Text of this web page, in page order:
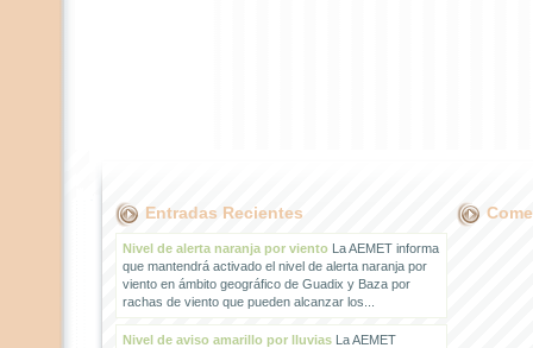
Entradas Recientes
Nivel de alerta naranja por vientoLa AEMET informa
que mantendrá activado el nivel de alerta naranja por
viento en ámbito geográfico de Guadix y Baza por
rachas de viento que pueden alcanzar los...
Nivel de aviso amarillo por lluviasLa AEMET